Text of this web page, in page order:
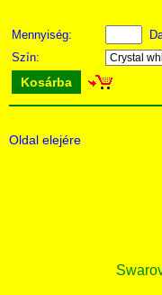
Mennyiség:
Szín:
Kosárba
Oldal elejére